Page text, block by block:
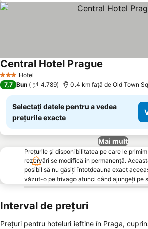
3 SteleHotel
Central Hotel Prague
7,7 Bun 4.789 0.4 km faţă de Old Town
Selectați datele pentru a vedea
prețurile exacte
Mai mult
Prețurile și disponibilitatea pe care le
rezervări se modifică în permanență.
posibil să nu găsiți întotdeauna exact
văzut-o pe trivago atunci când ajungeți pe
Interval de prețuri
Prețuri pentru hoteluri ieftine în Praga,